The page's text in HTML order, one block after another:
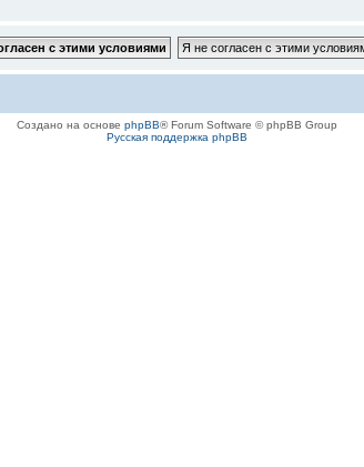
Создано на основе phpBB® Forum Software © phpBB Group
Русская поддержка phpBB